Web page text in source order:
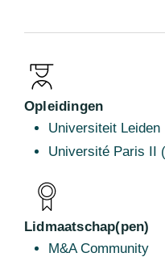
Opleidingen
Universiteit Leiden
Université Paris II
Lidmaatschap(pen)
M&A Community